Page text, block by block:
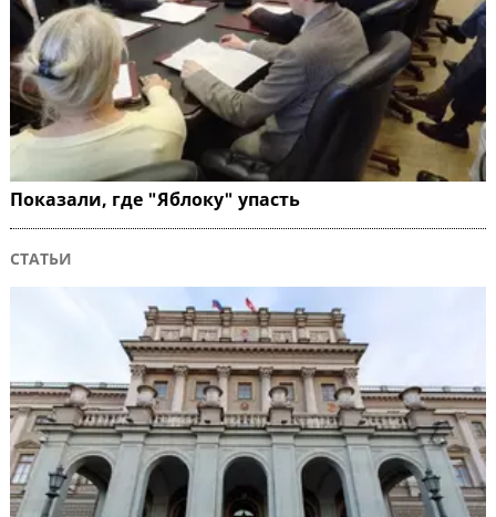
Показали, где "Яблоку" упасть
СТАТЬИ